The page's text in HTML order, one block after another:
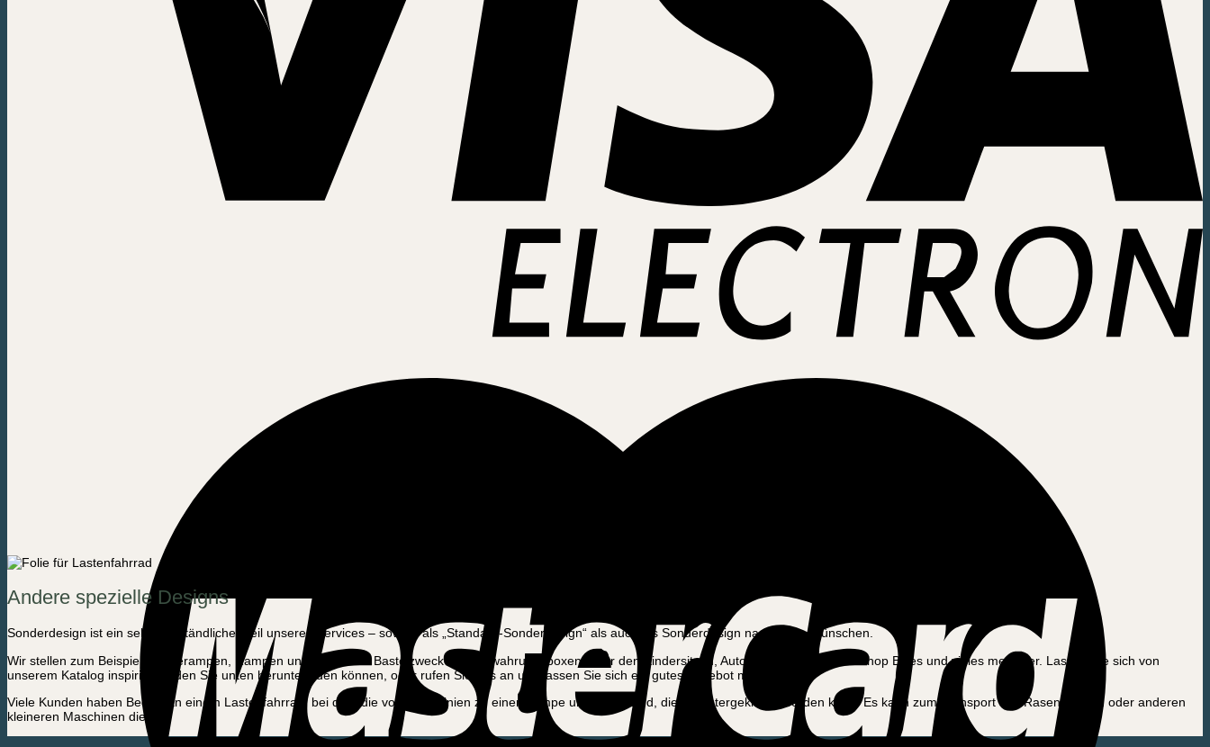
Andere spezielle Designs
Sonderdesign ist ein selbstverständlicher Teil unseres Services – sowohl als „Standard-Sonderdesign“ als auch als Sonderdesign nach Ihren Wünschen.
Wir stellen zum Beispiel Hunderampen, Rampen und Deckel für Bastelzwecke, Aufbewahrungsboxen unter den Kindersitzen, Autositzeinlagen, Street Shop Bikes und vieles mehr her. Lassen Sie sich von
unserem Katalog inspirieren, den Sie unten herunterladen können, oder rufen Sie uns an und lassen Sie sich ein gutes Angebot machen.
Viele Kunden haben Bedarf an einem Lastenfahrrad, bei dem die vorderen Linien zu einer Rampe umgebaut sind, die heruntergeklappt werden kann. Es kann zum Transport von Rasenmähern oder anderen
kleineren Maschinen dienen.